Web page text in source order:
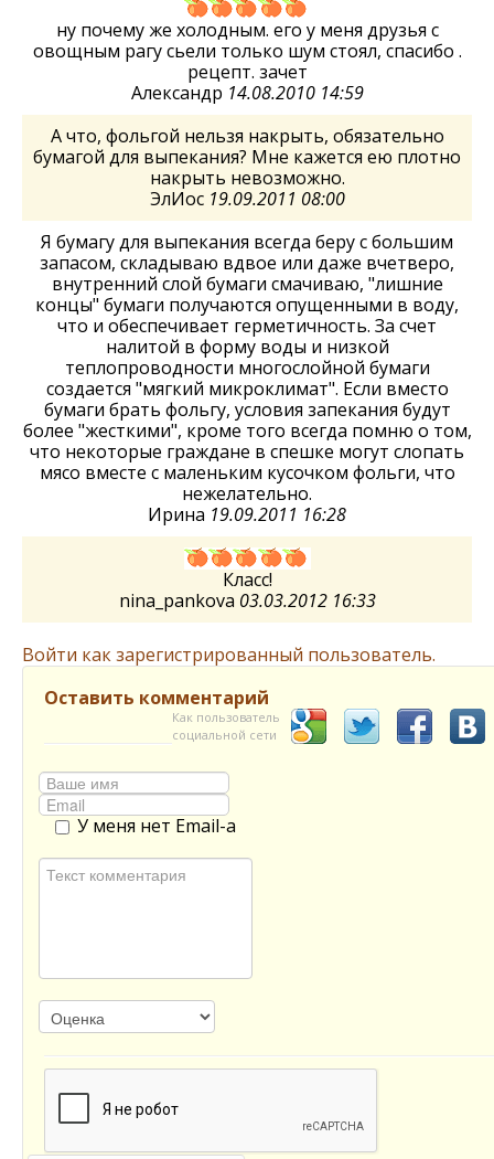
ну почему же холодным. его у меня друзья с
овощным рагу сьели только шум стоял, спасибо .
рецепт. зачет
Александр 14.08.2010 14:59
А что, фольгой нельзя накрыть, обязательно
бумагой для выпекания? Мне кажется ею плотно
накрыть невозможно.
ЭлИос 19.09.2011 08:00
Я бумагу для выпекания всегда беру с большим
запасом, складываю вдвое или даже вчетверо,
внутренний слой бумаги смачиваю, "лишние
концы" бумаги получаются опущенными в воду,
что и обеспечивает герметичность. За счет
налитой в форму воды и низкой
теплопроводности многослойной бумаги
создается "мягкий микроклимат". Если вместо
бумаги брать фольгу, условия запекания будут
более "жесткими", кроме того всегда помню о том,
что некоторые граждане в спешке могут слопать
мясо вместе с маленьким кусочком фольги, что
нежелательно.
Ирина 19.09.2011 16:28
Класс!
nina_pankova 03.03.2012 16:33
Войти как зарегистрированный пользователь.
Оставить комментарий
Как пользователь
социальной сети
У меня нет Email-а